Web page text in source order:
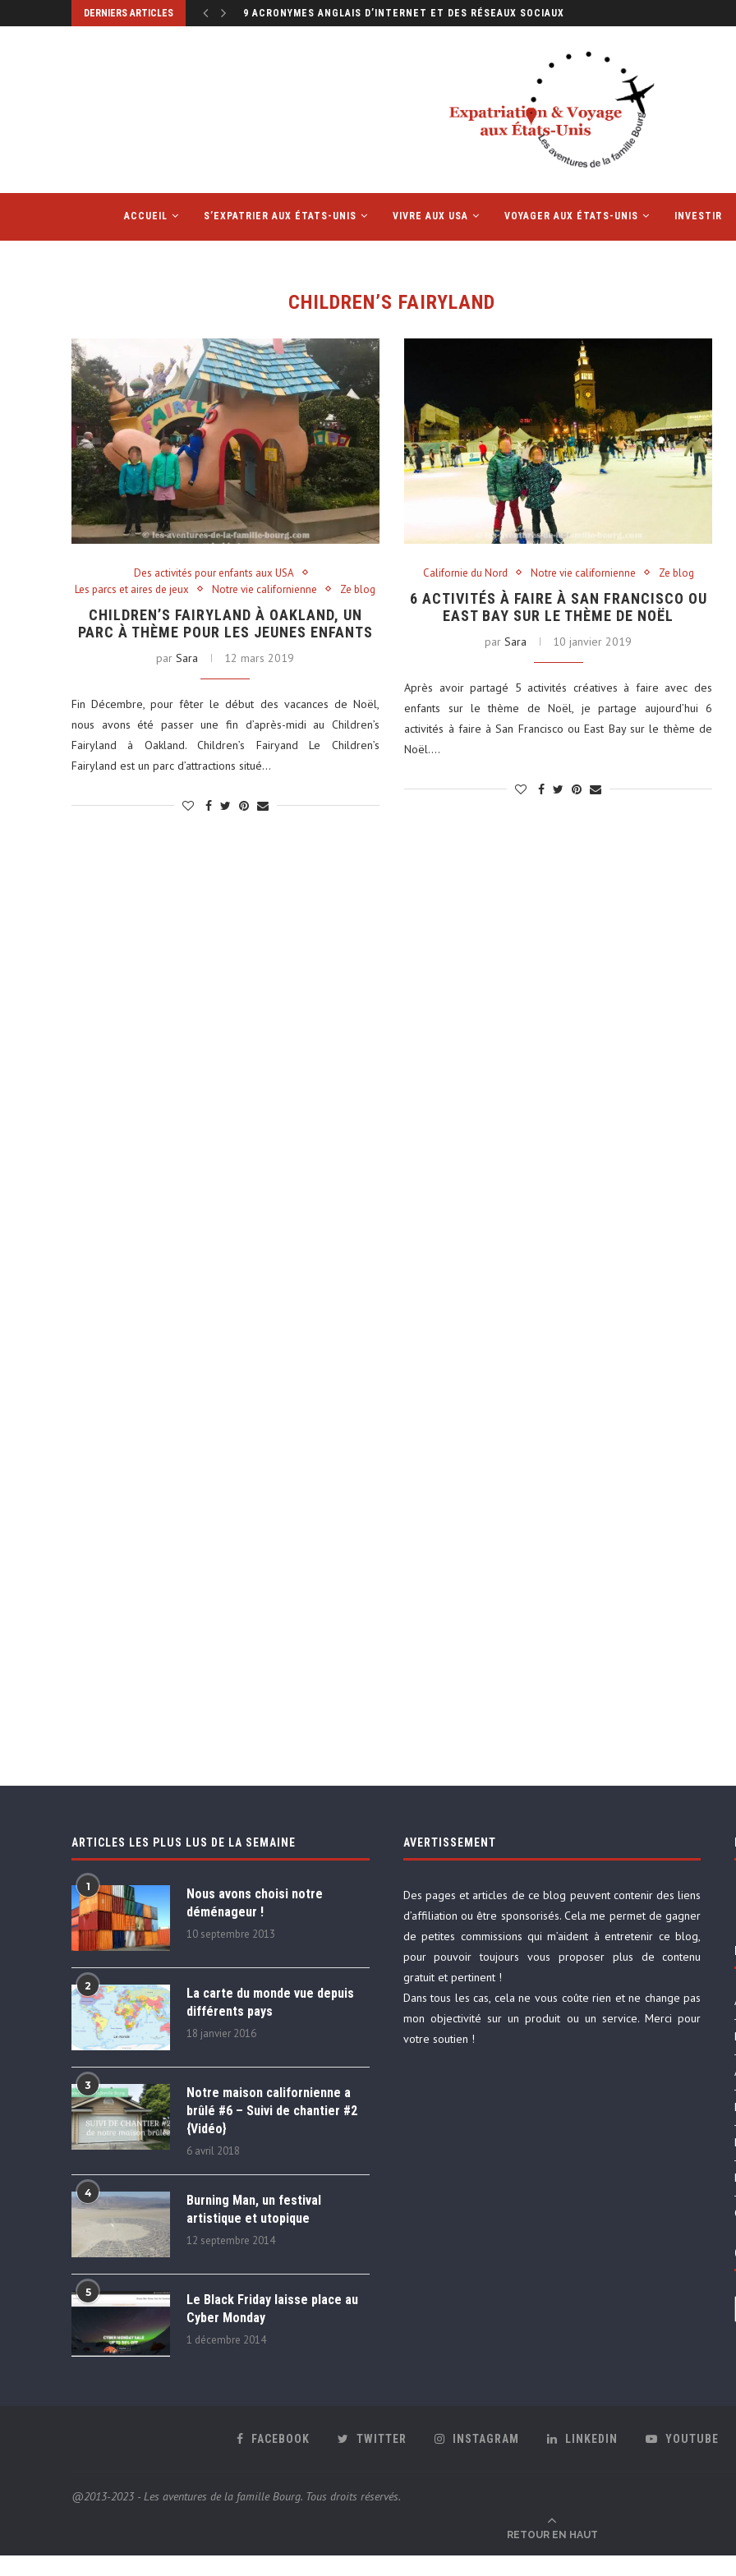
DERNIERS ARTICLES 9 ACRONYMES ANGLAIS D’INTERNET ET DES RÉSEAUX SOCIAUX
ACCUEIL S’EXPATRIER AUX ÉTATS-UNIS VIVRE AUX USA VOYAGER AUX ÉTATS-UNIS INVESTIR
CHILDREN’S FAIRYLAND
Des activités pour enfants aux USA
Les parcs et aires de jeux
Notre vie californienne Ze blog
CHILDREN’S FAIRYLAND À OAKLAND, UN
PARC À THÈME POUR LES JEUNES ENFANTS
parSara 12 mars 2019
Fin Décembre, pour fêter le début des vacances de Noël,
nous avons été passer une fin d’après-midi au Children’s
Fairyland à Oakland. Children’s Fairyand Le Children’s
Fairyland est un parc d’attractions situé…
Californie du Nord Notre vie californienne Ze blog
6 ACTIVITÉS À FAIRE À SAN FRANCISCO OU
EAST BAY SUR LE THÈME DE NOËL
parSara 10 janvier 2019
Après avoir partagé 5 activités créatives à faire avec des
enfants sur le thème de Noël, je partage aujourd’hui 6
activités à faire à San Francisco ou East Bay sur le thème de
Noël.…
ARTICLES LES PLUS LUS DE LA SEMAINE
1
Nous avons choisi notre
déménageur !
10 septembre 2013
2
La carte du monde vue depuis
différents pays
18 janvier 2016
3
Notre maison californienne a
brûlé #6 – Suivi de chantier #2
{Vidéo}
6 avril 2018
4
Burning Man, un festival
artistique et utopique
12 septembre 2014
5
Le Black Friday laisse place au
Cyber Monday
1 décembre 2014
AVERTISSEMENT
Des pages et articles de ce blog peuvent contenir des liens
d’affiliation ou être sponsorisés. Cela me permet de gagner
de petites commissions qui m’aident à entretenir ce blog,
pour pouvoir toujours vous proposer plus de contenu
gratuit et pertinent !
Dans tous les cas, cela ne vous coûte rien et ne change pas
mon objectivité sur un produit ou un service. Merci pour
votre soutien !
FACEBOOK TWITTER INSTAGRAM LINKEDIN YOUTUBE
@2013-2023 - Les aventures de la famille Bourg. Tous droits réservés.
RETOUR EN HAUT